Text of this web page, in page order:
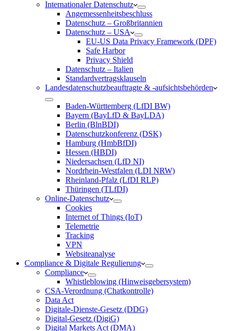
Internationaler Datenschutz
Angemessenheitsbeschluss
Datenschutz – Großbritannien
Datenschutz – USA
EU-US Data Privacy Framework (DPF)
Safe Harbor
Privacy Shield
Datenschutz – Italien
Standardvertragsklauseln
Landesdatenschutzbeauftragte & -aufsichtsbehörden
Baden-Württemberg (LfDI BW)
Bayern (BayLfD & BayLDA)
Berlin (BlnBDI)
Datenschutzkonferenz (DSK)
Hamburg (HmbBfDI)
Hessen (HBDI)
Niedersachsen (LfD NI)
Nordrhein-Westfalen (LDI NRW)
Rheinland-Pfalz (LfDI RLP)
Thüringen (TLfDI)
Online-Datenschutz
Cookies
Internet of Things (IoT)
Telemetrie
Tracking
VPN
Websiteanalyse
Compliance & Digitale Regulierung
Compliance
Whistleblowing (Hinweisgebersystem)
CSA-Verordnung (Chatkontrolle)
Data Act
Digitale-Dienste-Gesetz (DDG)
Digital-Gesetz (DigiG)
Digital Markets Act (DMA)